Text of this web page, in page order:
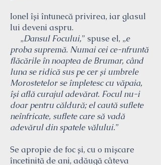
Ionel își întunecă privirea, iar glasul
lui deveni aspru.
„Dansul Focului,” spuse el, „e
proba supremă. Numai cei ce-nfruntă
flăcările în noaptea de Brumar, când
luna se ridică sus pe cer și umbrele
Morostetelor se împletesc cu văpaia,
își află curajul adevărat. Focul nu-i
doar pentru căldură; el caută suflete
neînfricate, suflete care să vadă
adevărul din spatele vălului.”
Se apropie de foc și, cu o mișcare
încetinită de ani, adăugă câteva